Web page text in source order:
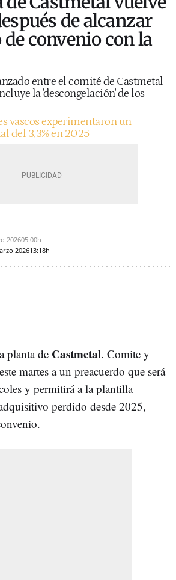
de alcanzar
convenio con la
entre el comité de Castmetal
la 'descongelación' de los
vascos experimentaron un
del 3,3% en 2025
202605:00h
202613:18h
planta de Castmetal. Comite y
martes a un preacuerdo que será
y permitirá a la plantilla
perdido desde 2025,